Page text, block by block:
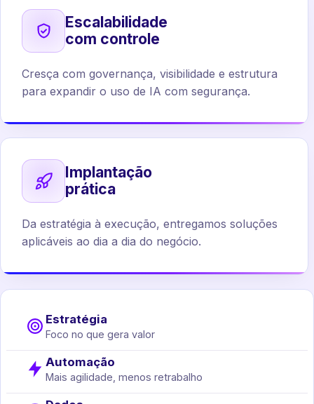
Escalabilidade
com controle
Cresça com governança, visibilidade e estrutura
para expandir o uso de IA com segurança.
Implantação
prática
Da estratégia à execução, entregamos soluções
aplicáveis ao dia a dia do negócio.
Estratégia
Foco no que gera valor
Automação
Mais agilidade, menos retrabalho